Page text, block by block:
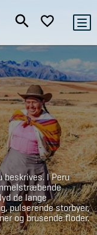
beskrives. I Peru
de lange
pulserende storbyer,
og brusende floder.